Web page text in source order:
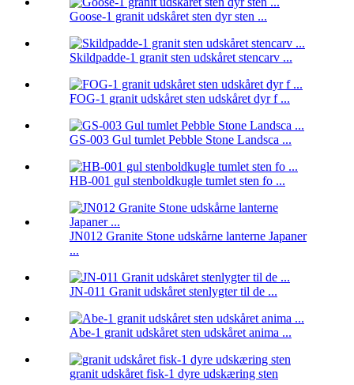
Goose-1 granit udskåret sten dyr sten ...
Skildpadde-1 granit sten udskåret stencarv ...
FOG-1 granit udskåret sten udskåret dyr f ...
GS-003 Gul tumlet Pebble Stone Landsca ...
HB-001 gul stenboldkugle tumlet sten fo ...
JN012 Granite Stone udskårne lanterne Japaner
...
JN-011 Granit udskåret stenlygter til de ...
Abe-1 granit udskåret sten udskåret anima ...
granit udskåret fisk-1 dyre udskæring sten